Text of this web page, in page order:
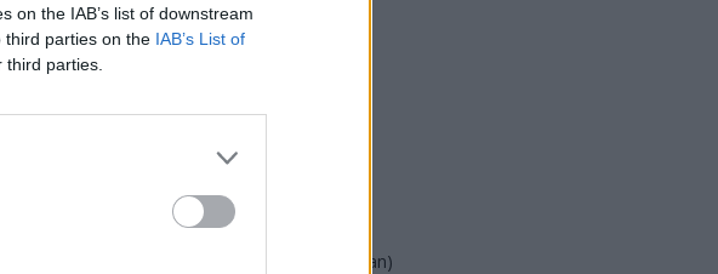
on the IAB’s list of downstream
third parties on the IAB’s List of
parties.
USR
PSD
AUR
PMP (Tomac)
Forța Dreptei (L. Orban)